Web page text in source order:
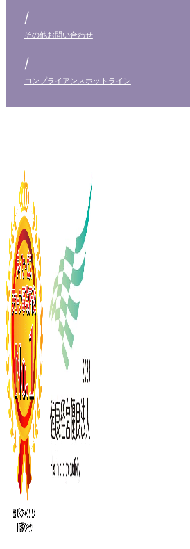
/
その他お問い合わせ
/
コンプライアンスホットライン